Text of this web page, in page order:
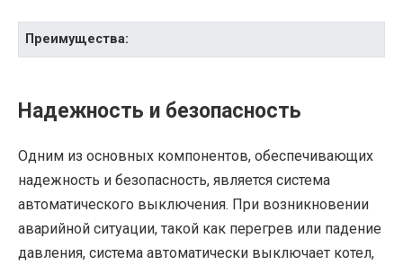
Преимущества:
Надежность и безопасность
Одним из основных компонентов, обеспечивающих
надежность и безопасность, является система
автоматического выключения. При возникновении
аварийной ситуации, такой как перегрев или падение
давления, система автоматически выключает котел,